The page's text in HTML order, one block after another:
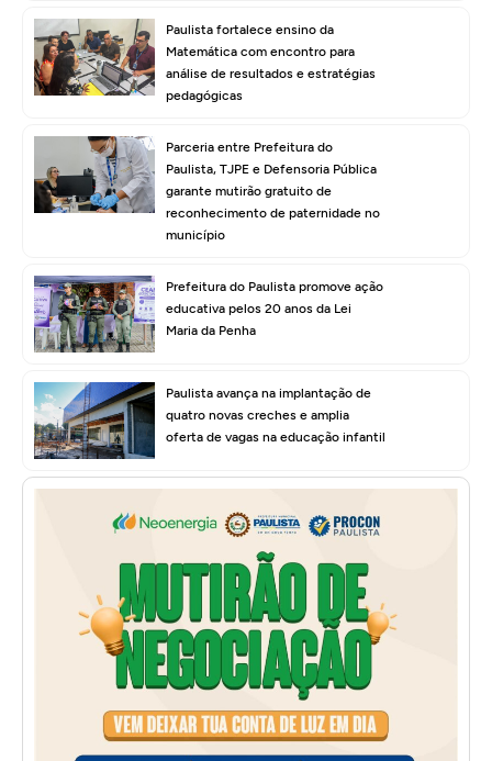
Paulista fortalece ensino da
Matemática com encontro para
análise de resultados e estratégias
pedagógicas
Parceria entre Prefeitura do
Paulista, TJPE e Defensoria Pública
garante mutirão gratuito de
reconhecimento de paternidade no
município
Prefeitura do Paulista promove ação
educativa pelos 20 anos da Lei
Maria da Penha
Paulista avança na implantação de
quatro novas creches e amplia
oferta de vagas na educação infantil